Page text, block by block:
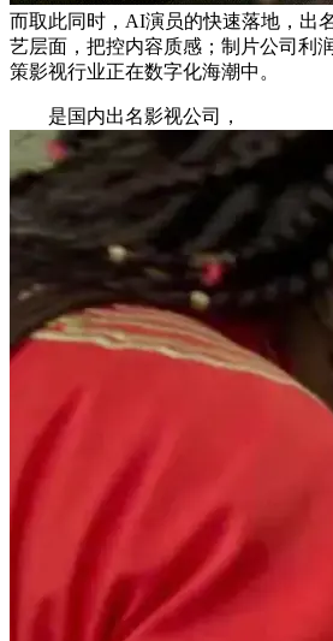
而取此同时，AI演员的快速落地，出
艺层面，把控内容质感；制片公司利
策影视行业正在数字化海潮中。
是国内出名影视公司，